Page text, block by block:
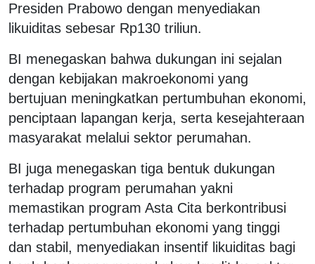
Presiden Prabowo dengan menyediakan
likuiditas sebesar Rp130 triliun.
BI menegaskan bahwa dukungan ini sejalan
dengan kebijakan makroekonomi yang
bertujuan meningkatkan pertumbuhan ekonomi,
penciptaan lapangan kerja, serta kesejahteraan
masyarakat melalui sektor perumahan.
BI juga menegaskan tiga bentuk dukungan
terhadap program perumahan yakni
memastikan program Asta Cita berkontribusi
terhadap pertumbuhan ekonomi yang tinggi
dan stabil, menyediakan insentif likuiditas bagi